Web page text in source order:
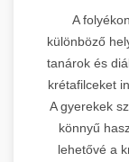
A
különböző
tanárok és
krétafilceket
A gyerekek
könnyű
lehetővé a